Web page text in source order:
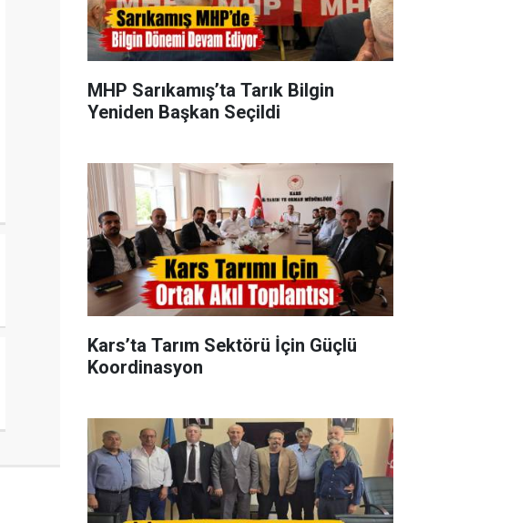
MHP Sarıkamış’ta Tarık Bilgin
Yeniden Başkan Seçildi
Kars’ta Tarım Sektörü İçin Güçlü
Koordinasyon